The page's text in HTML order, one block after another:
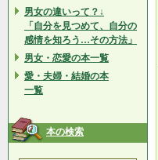
男女の違いって？↓
「自分を見つめて、自分の
感情を知ろう…その方法」
男女・恋愛の本一覧
愛・夫婦・結婚の本
一覧
本の検索